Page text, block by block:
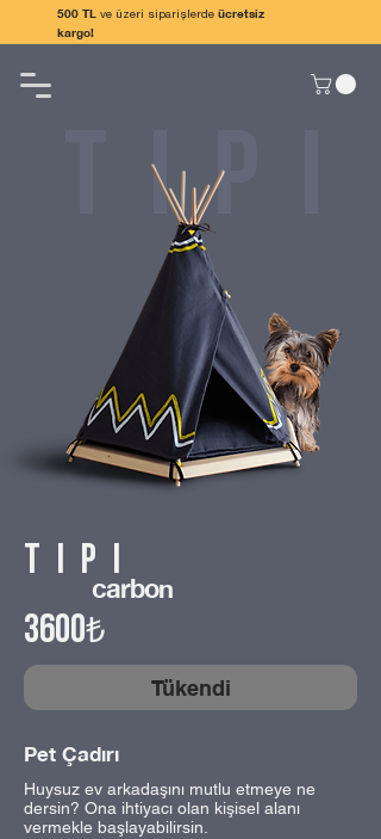
500 TL ve üzeri siparişlerde ücretsiz
kargo!
tipi
tipi
carbon
3600₺
Tükendi
Pet Çadırı
Huysuz ev arkadaşını mutlu etmeye ne
dersin? Ona ihtiyacı olan kişisel alanı
vermekle başlayabilirsin.